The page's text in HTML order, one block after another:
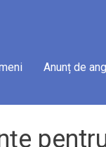
Anunț de